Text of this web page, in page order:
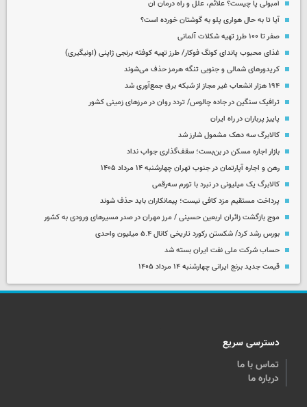
آمبولی پا چیست؟ علائم، علل و راه درمان آن
آیا تا به حال هواری پلو به گوشتان خورده است؟
صفر تا ۱۰۰ طرز تهیه شکلات آلمانی
غذای محبوب پاندای کونگ فوکار/ طرز تهیه کوفته برنجی ژاپنی (اونیگیری)
کریدورهای شمالی و جنوبی تنگه هرمز حذف می‌شوند
۱۹۴ هزار انشعاب غیر مجاز از شبکه برق جمع‌آوری شد
ترافیک سنگین در جاده چالوس/ تردد روان در مرزهای زمینی کشور
پاییز پرباران در راه ایران
کالابرگ سه دهک مشمول شارز شد
بازار اجاره مسکن در بن‌بست؛ سقف‌گذاری جواب نداد
رهن و اجاره آپارتمان در جنوب تهران چهارشنبه ۱۴ مرداد ۱۴۰۵
کالابرگ یک میلیونی در نبرد با تورم سه‌رقمی
پرداخت مستقیم مزد کافی نیست؛ پیمانکاران باید حذف شوند
موج بازگشت زائران اربعین حسینی / مرز مهران در صدر مسیرهای ورودی به کشور
بورس رشد کرد/ شکستن رکورد تاریخی کانال ۵.۴ میلیون واحدی
حساب‌ شرکت ملی نفت ایران بسته شد
قیمت جدید برنج ایرانی چهارشنبه ۱۴ مرداد ۱۴۰۵
دسترسی سریع
تماس با ما
درباره ما